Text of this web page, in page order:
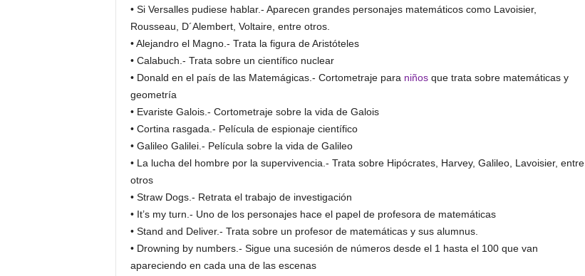
• Si Versalles pudiese hablar.- Aparecen grandes personajes matemáticos como Lavoisier,
Rousseau, D´Alembert, Voltaire, entre otros.
• Alejandro el Magno.- Trata la figura de Aristóteles
• Calabuch.- Trata sobre un científico nuclear
• Donald en el país de las Matemágicas.- Cortometraje para niñosque trata sobre matemáticas y
geometría
• Evariste Galois.- Cortometraje sobre la vida de Galois
• Cortina rasgada.- Película de espionaje científico
• Galileo Galilei.- Película sobre la vida de Galileo
• La lucha del hombre por la supervivencia.- Trata sobre Hipócrates, Harvey, Galileo, Lavoisier, entre
otros
• Straw Dogs.- Retrata el trabajo de investigación
• It’s my turn.- Uno de los personajes hace el papel de profesora de matemáticas
• Stand and Deliver.- Trata sobre un profesor de matemáticas y sus alumnus.
• Drowning by numbers.- Sigue una sucesión de números desde el 1 hasta el 100 que van
apareciendo en cada una de las escenas